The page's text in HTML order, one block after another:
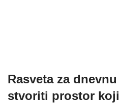
Rasveta za
stvoriti prostor